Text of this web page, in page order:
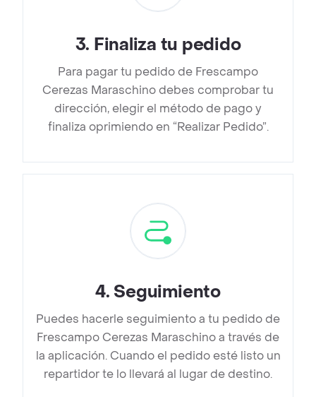
3. Finaliza tu pedido
Para pagar tu pedido de Frescampo
Cerezas Maraschino debes comprobar tu
dirección, elegir el método de pago y
finaliza oprimiendo en “Realizar Pedido”.
4. Seguimiento
Puedes hacerle seguimiento a tu pedido de
Frescampo Cerezas Maraschino a través de
la aplicación. Cuando el pedido esté listo un
repartidor te lo llevará al lugar de destino.